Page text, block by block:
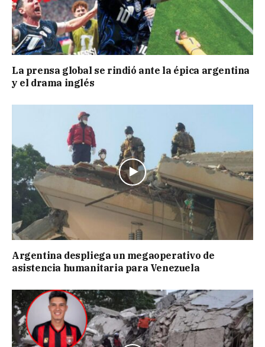
La prensa global se rindió ante la épica argentina
y el drama inglés
Argentina despliega un megaoperativo de
asistencia humanitaria para Venezuela